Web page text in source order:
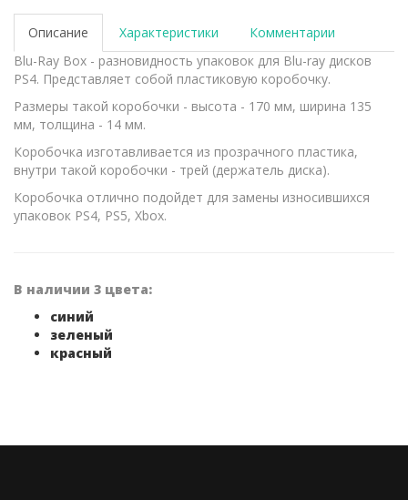
Описание Характеристики
Комментарии
Blu-Ray Box - разновидность упаковок для Blu-ray дисков
PS4. Представляет собой пластиковую коробочку.
Размеры такой коробочки - высота - 170 мм, ширина 135
мм, толщина - 14 мм.
Коробочка изготавливается из прозрачного пластика,
внутри такой коробочки - трей (держатель диска).
Коробочка отлично подойдет для замены износившихся
упаковок PS4, PS5, Xbox.
В наличии 3 цвета:
синий
зеленый
красный